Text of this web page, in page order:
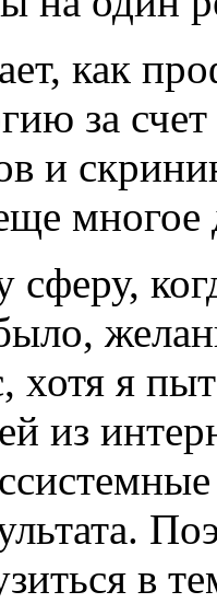
как
за
и
хотя я
из
в